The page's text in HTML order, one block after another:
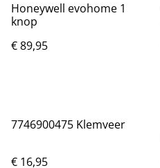
Honeywell evohome 1
knop
€ 89,95
7746900475 Klemveer
€ 16,95